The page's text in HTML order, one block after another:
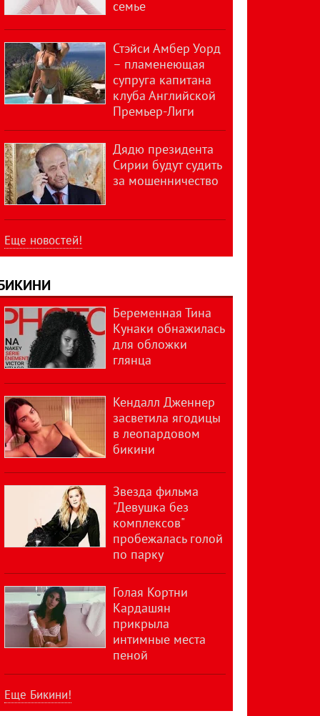
семье
Стэйси Амбер Уорд
– пламенеющая
супруга капитана
клуба Английской
Премьер-Лиги
Дядю президента
Сирии будут судить
за мошенничество
Еще новостей!
Беременная Тина
Кунаки обнажилась
для обложки
глянца
Кендалл Дженнер
засветила ягодицы
в леопардовом
бикини
Звезда фильма
"Девушка без
комплексов"
пробежалась голой
по парку
Голая Кортни
Кардашян
прикрыла
интимные места
пеной
Еще Бикини!